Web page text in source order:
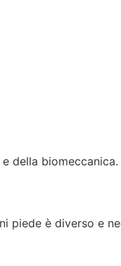
della biomeccanica.
piede è diverso e